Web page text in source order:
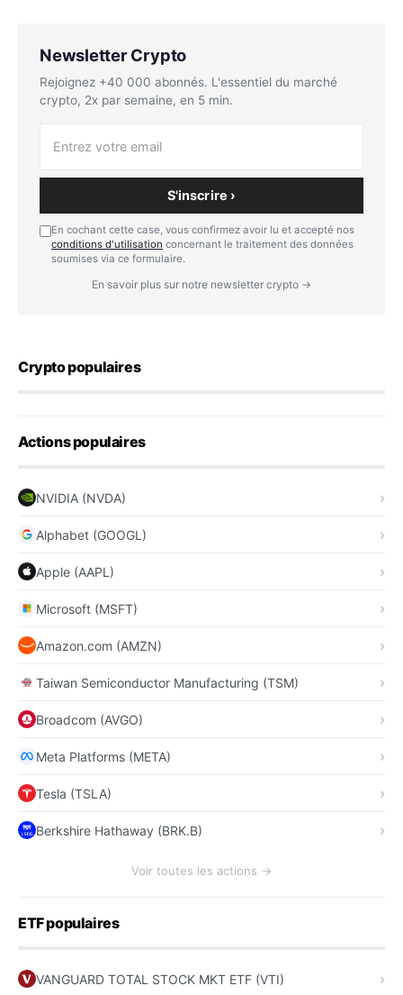
Newsletter Crypto
Rejoignez +40 000 abonnés. L'essentiel du marché
crypto, 2x par semaine, en 5 min.
S'inscrire ›
En cochant cette case, vous confirmez avoir lu et accepté nos
conditions d'utilisation concernant le traitement des données
soumises via ce formulaire.
En savoir plus sur notre newsletter crypto →
Crypto populaires
Actions populaires
NVIDIA (NVDA)
Alphabet (GOOGL)
Apple (AAPL)
Microsoft (MSFT)
Amazon.com (AMZN)
Taiwan Semiconductor Manufacturing (TSM)
Broadcom (AVGO)
Meta Platforms (META)
Tesla (TSLA)
Berkshire Hathaway (BRK.B)
Voir toutes les actions →
ETF populaires
VANGUARD TOTAL STOCK MKT ETF (VTI)